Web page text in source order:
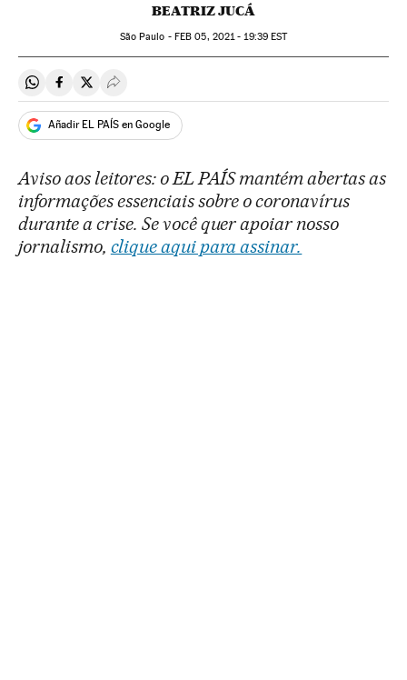
BEATRIZ JUCÁ
São Paulo - FEB 05, 2021 - 19:39EST
Compartir en Whatsapp
Compartir en Facebook
Compartir en Twitter
Desplegar Redes Sociales
Añadir EL PAÍS en Google
Aviso aos leitores: o EL PAÍS mantém abertas as
informações essenciais sobre o coronavírus
durante a crise. Se você quer apoiar nosso
jornalismo, clique aqui para assinar.